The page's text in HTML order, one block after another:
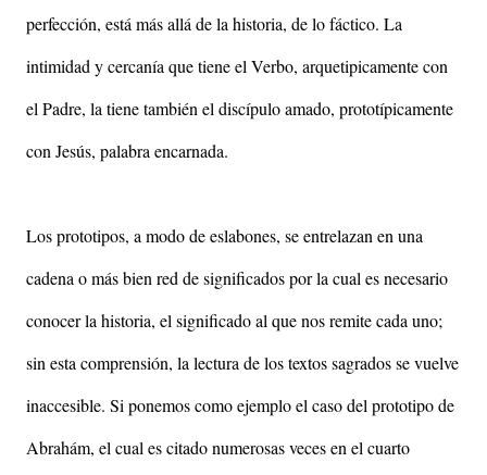
perfección, está más allá de la historia, de lo fáctico. La
intimidad y cercanía que tiene el Verbo, arquetipicamente con
el Padre, la tiene también el discípulo amado, prototípicamente
con Jesús, palabra encarnada.
Los prototipos, a modo de eslabones, se entrelazan en una
cadena o más bien red de significados por la cual es necesario
conocer la historia, el significado al que nos remite cada uno;
sin esta comprensión, la lectura de los textos sagrados se vuelve
inaccesible. Si ponemos como ejemplo el caso del prototipo de
Abrahám, el cual es citado numerosas veces en el cuarto